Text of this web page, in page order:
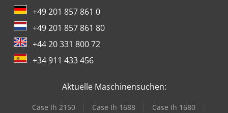
+49 201 857 861 0
+49 201 857 861 80
+44 20 331 800 72
+34 911 433 456
Aktuelle Maschinensuchen:
Case Ih 2150 Case Ih 1688
Case Ih 1680